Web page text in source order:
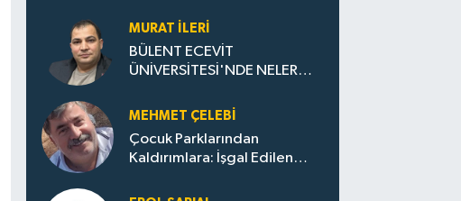
Zonguldak'ın Dönüşümü..
MURAT İLERI
BÜLENT ECEVİT
ÜNİVERSİTESİ'NDE NELER
MEHMET ÇELEBI
Çocuk Parklarından
Kaldırımlara: İşgal Edilen
Evler Çöp Dolu